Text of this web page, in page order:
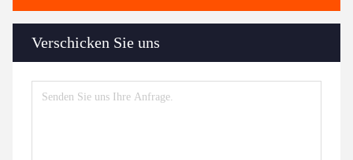
Verschicken Sie uns